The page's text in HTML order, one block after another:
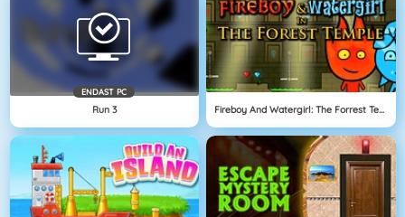
ENDAST PC
Run 3 Fireboy And Watergirl: The Forrest Temple